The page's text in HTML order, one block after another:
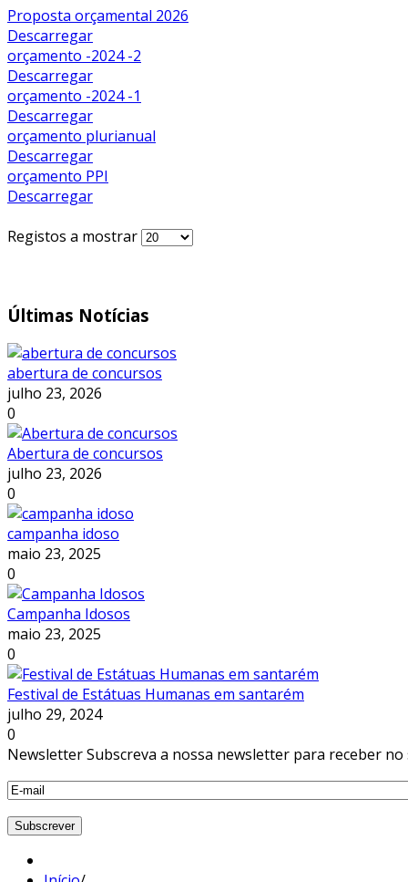
Proposta orçamental 2026
Descarregar
orçamento -2024 -2
Descarregar
orçamento -2024 -1
Descarregar
orçamento plurianual
Descarregar
orçamento PPI
Descarregar
Registos a mostrar
Últimas Notícias
abertura de concursos
julho 23, 2026
0
Abertura de concursos
julho 23, 2026
0
campanha idoso
maio 23, 2025
0
Campanha Idosos
maio 23, 2025
0
Festival de Estátuas Humanas em santarém
julho 29, 2024
0
NewsletterSubscreva a nossa newsletter para receber